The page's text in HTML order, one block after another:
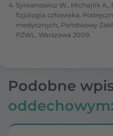
Sylwanowicz W., Michajlik
fizjologia człowieka.
medycznych, Państwowy
PZWL, Warszawa 2009.
Podobne
oddechowym: